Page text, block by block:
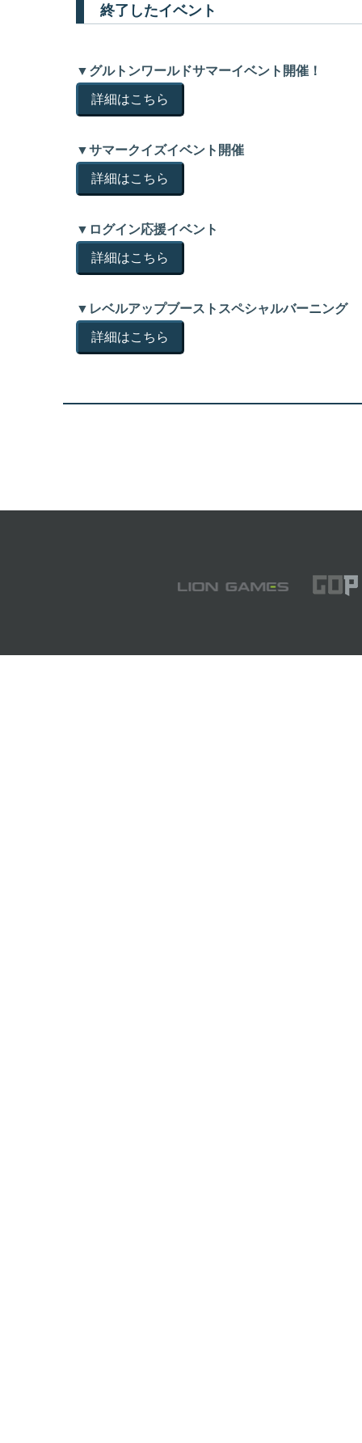
終了したイベント
▼グルトンワールドサマーイベント開催！
詳細はこちら
▼サマークイズイベント開催
詳細はこちら
▼ログイン応援イベント
詳細はこちら
▼レベルアップブーストスペシャルバーニング
詳細はこちら